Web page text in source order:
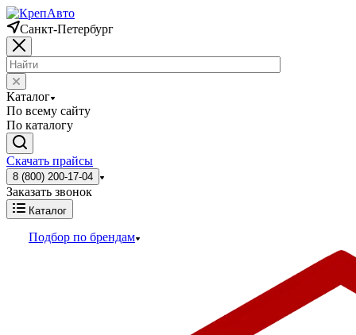
Санкт-Петербург
Каталог
По всему сайту
По каталогу
Скачать прайсы
8 (800) 200-17-04
Заказать звонок
Каталог
Подбор по брендам